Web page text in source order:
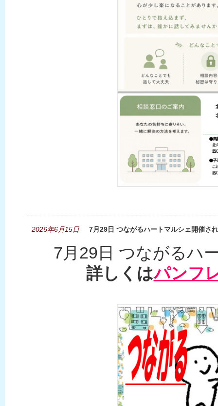
2026年6月15日 7月29日 つながるハートマルシェ開催さ
7月29日 つながるハ
詳しくはパンフ